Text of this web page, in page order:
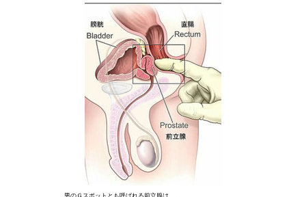
男のＧスポットとも呼ばれる前立腺は